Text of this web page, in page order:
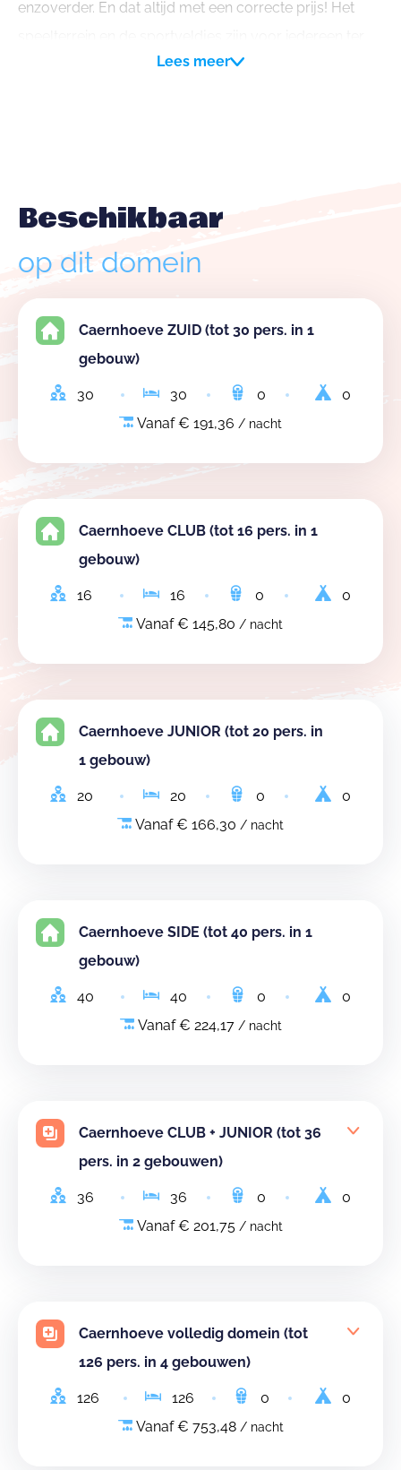
enzoverder. En dat altijd met een correcte prijs! Het
beschikking op het terrein.Lees meer
Beschikbaar
op dit domein
Caernhoeve ZUID (tot 30 pers. in 1
gebouw)
30 30 0
0
Vanaf € 191,36 / nacht
Caernhoeve CLUB (tot 16 pers. in 1
gebouw)
16 16 0
0
Vanaf € 145,80 / nacht
Caernhoeve JUNIOR (tot 20 pers. in
1 gebouw)
20 20 0
0
Vanaf € 166,30 / nacht
Caernhoeve SIDE (tot 40 pers. in 1
gebouw)
40 40 0
0
Vanaf € 224,17 / nacht
Caernhoeve CLUB + JUNIOR (tot 36
pers. in 2 gebouwen)
36 36 0
0
Vanaf € 201,75 / nacht
Caernhoeve volledig domein (tot
126 pers. in 4 gebouwen)
126 126 0
0
Vanaf € 753,48 / nacht